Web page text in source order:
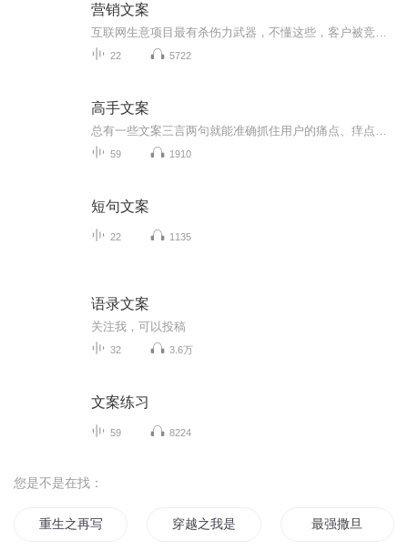
营销文案
22 5722
高手文案
59 1910
短句文案
22 1135
语录文案
关注我，可以投稿
32 3.6万
文案练习
59 8224
您是不是在找：
重生之再写青春 穿越之我是写手 最强撒旦